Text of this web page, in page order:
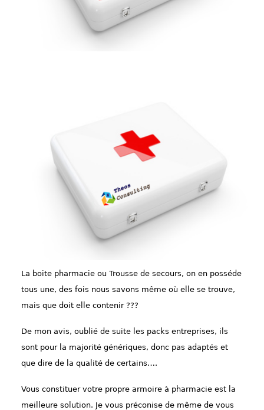
L a boite pharmacie ou Trousse de secours, on en posséde
tous une, des fois nous savons même où elle se trouve,
mais que doit elle contenir ???
De mon avis, oublié de suite les packs entreprises, ils
sont pour la majorité génériques, donc pas adaptés et
que dire de la qualité de certains….
Vous constituer votre propre armoire à pharmacie est la
meilleure solution. Je vous préconise de même de vous